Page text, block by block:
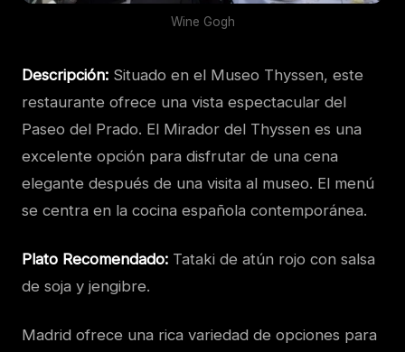
Wine Gogh
Descripción: Situado en el Museo Thyssen, este
restaurante ofrece una vista espectacular del
Paseo del Prado. El Mirador del Thyssen es una
excelente opción para disfrutar de una cena
elegante después de una visita al museo. El menú
se centra en la cocina española contemporánea.
Plato Recomendado: Tataki de atún rojo con salsa
de soja y jengibre.
Madrid ofrece una rica variedad de opciones para